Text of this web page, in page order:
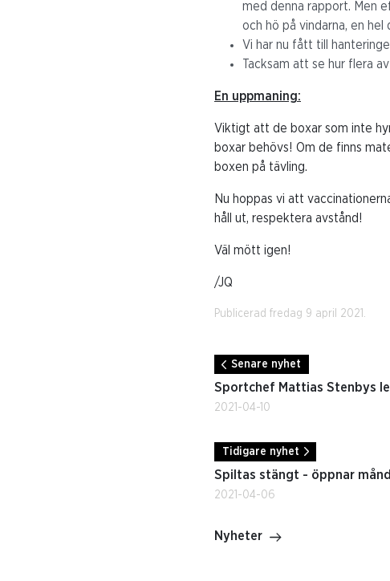
med denna rapport. Men
och hö på vindarna, en
Vi har nu fått till
Tacksam att se hur flera
En uppmaning:
Viktigt att de boxar som inte
boxar behövs! Om de finns
boxen på tävling.
Nu hoppas vi att
håll ut, respektera avstånd!
Väl mött igen!
/JQ
Publicerad fredag 9 april 2021.
Senare nyhet
Sportchef Mattias Stenbys
2021-04-10
Tidigare nyhet
Spiltas stängt - öppnar
2021-04-06
Nyheter